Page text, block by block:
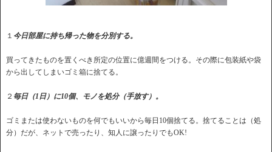
１ 今日部屋に持ち帰った物を分別する。
買ってきたものを置くべき所定の位置に億週間をつける。その際に包装紙や袋
から出してしまいゴミ箱に捨てる。
２ 毎日（1日）に10個、モノを処分（手放す）。
ゴミまたは使わないものを何でもいいから毎日10個捨てる。捨てることは（処
分）だが、ネットで売ったり、知人に譲ったりでもOK!